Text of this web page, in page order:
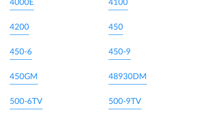
4000E 4100
4200 450
450-6 450-9
450GM 48930DM
500-6TV 500-9TV